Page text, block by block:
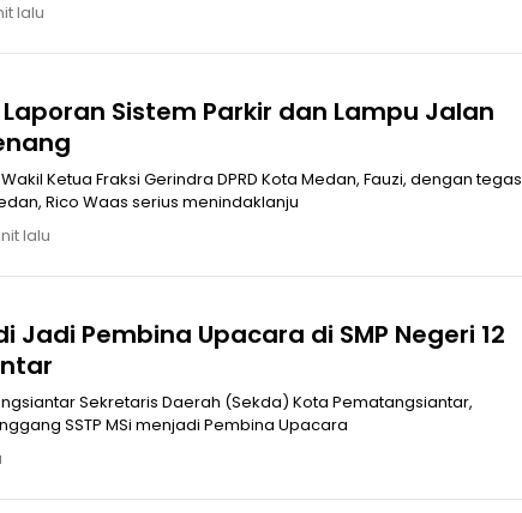
lalu
Laporan Sistem Parkir dan Lampu Jalan
Wakil Ketua Fraksi Gerindra DPRD Kota Medan, Fauzi, dengan tegas
Rico Waas serius menindaklanju
lalu
Jadi Pembina Upacara di SMP Negeri 12
Kota Pematangsiantar,
SSTP MSi menjadi Pembina Upacara